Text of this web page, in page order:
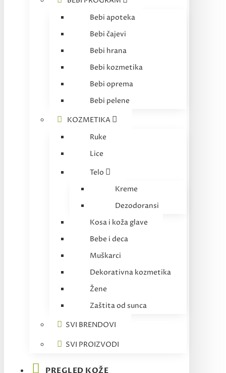
Bebi apoteka
Bebi čajevi
Bebi hrana
Bebi kozmetika
Bebi oprema
Bebi pelene
KOZMETIKA
Ruke
Lice
Telo
Kreme
Dezodoransi
Kosa i koža glave
Bebe i deca
Muškarci
Dekorativna kozmetika
Žene
Zaštita od sunca
SVI BRENDOVI
SVI PROIZVODI
PREGLED KOŽE